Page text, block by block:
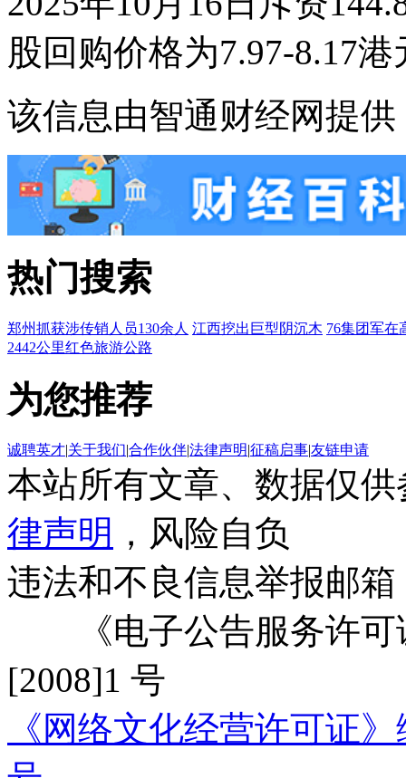
股回购价格为7.97-8.17港
该信息由智通财经网提供
热门搜索
郑州抓获涉传销人员130余人 江西挖出巨型阴沉木 76集团军在
2442公里红色旅游公路
为您推荐
诚聘英才|关于我们|合作伙伴|法律声明|征稿启事|友链申请
本站所有文章、数据仅
律声明 ，风险自负
违法和不良信息举报邮箱
《电子公告服务许可
[2008]1 号
《网络文化经营许可证